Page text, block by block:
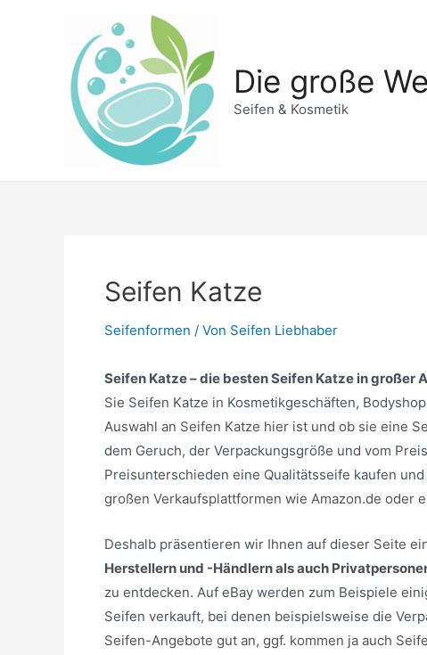
Die große
Seifen & Kosmetik
Seifen Katze
Seifenformen / Von Seifen Liebhaber
Seifen Katze – die besten Seifen Katze in
Sie Seifen Katze in Kosmetikgeschäften,
Auswahl an Seifen Katze hier ist und ob sie eine
dem Geruch, der Verpackungsgröße und vom
Preisunterschieden eine Qualitätsseife kaufen
großen Verkaufsplattformen wie Amazon.de oder
Deshalb präsentieren wir Ihnen auf dieser Seite
Herstellern und -Händlern als auch
zu entdecken. Auf eBay werden zum Beispiele
Seifen verkauft, bei denen beispielsweise die
Seifen-Angebote gut an, ggf. kommen ja auch